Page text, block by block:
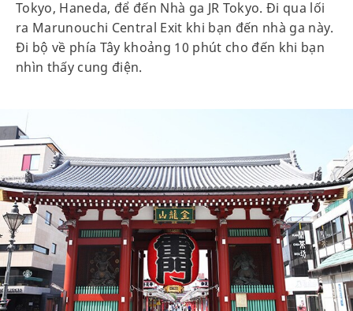
Tokyo, Haneda, để đến Nhà ga JR Tokyo. Đi qua lối
ra Marunouchi Central Exit khi bạn đến nhà ga này.
Đi bộ về phía Tây khoảng 10 phút cho đến khi bạn
nhìn thấy cung điện.